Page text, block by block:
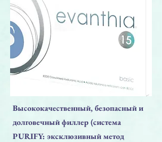
Высококачественный, безопасный и
долговечный филлер (система
PURIFY: эксклюзивный метод